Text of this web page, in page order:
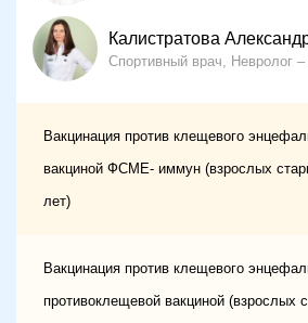
Калистратова
Спортивный врач, Невролог
Вакцинация против клещевого
вакциной ФСМЕ- иммун (взрослых
лет)
Вакцинация против клещевого
противоклещевой вакциной (взрослых